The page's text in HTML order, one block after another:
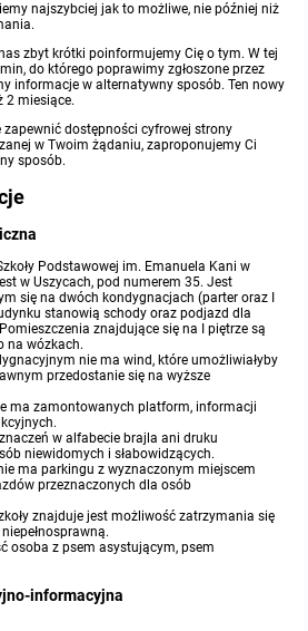
najszybciej jak to możliwe, nie później niż
zbyt krótki poinformujemy Cię o tym. W tej
do którego poprawimy zgłoszone przez
informacje w alternatywny sposób. Ten nowy
2 miesiące.
zapewnić dostępności cyfrowej strony
w Twoim żądaniu, zaproponujemy Ci
sposób.
Podstawowej im. Emanuela Kani w
w Uszycach, pod numerem 35. Jest
się na dwóch kondygnacjach (parter oraz I
stanowią schody oraz podjazd dla
znajdujące się na I piętrze są
na wózkach.
nie ma wind, które umożliwiałyby
przedostanie się na wyższe
ma zamontowanych platform, informacji
w alfabecie brajla ani druku
niewidomych i słabowidzących.
ma parkingu z wyznaczonym miejscem
przeznaczonych dla osób
znajduje jest możliwość zatrzymania się
osoba z psem asystującym, psem
informacyjna